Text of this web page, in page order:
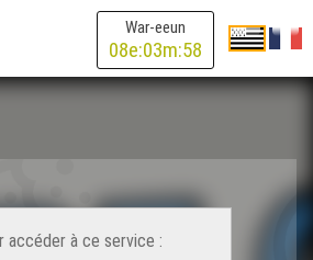
War-eeun
08e:03m:58
accéder à ce service :
bemdez 18 - Au revoir
bemdez 21 - Celui-ci et celle-là